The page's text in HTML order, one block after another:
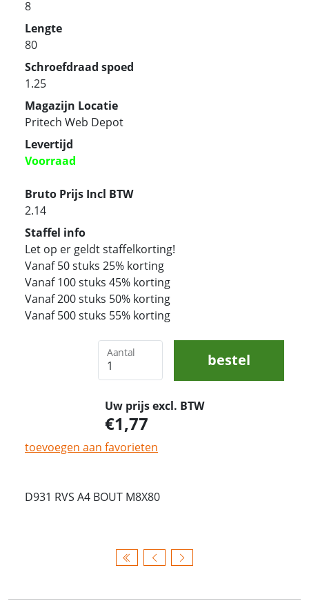
8
Lengte
80
Schroefdraad spoed
1.25
Magazijn Locatie
Pritech Web Depot
Levertijd
Voorraad
Bruto Prijs Incl BTW
2.14
Staffel info
Let op er geldt staffelkorting!
Vanaf 50 stuks 25% korting
Vanaf 100 stuks 45% korting
Vanaf 200 stuks 50% korting
Vanaf 500 stuks 55% korting
Aantal bestel
Uw prijs excl. BTW
1,77
toevoegen aan favorieten
D931 RVS A4 BOUT M8X80